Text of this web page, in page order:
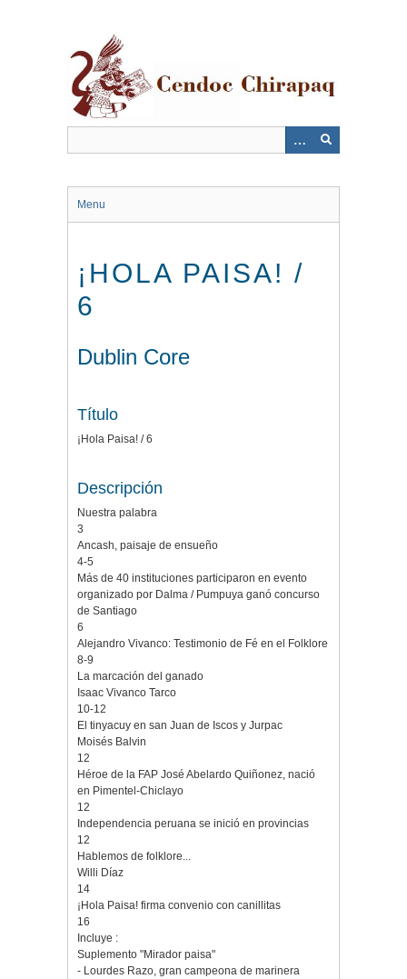
Menu
¡HOLA PAISA! /
6
Dublin Core
Título
¡Hola Paisa! / 6
Descripción
Nuestra palabra
3
Ancash, paisaje de ensueño
4-5
Más de 40 instituciones participaron en evento
organizado por Dalma / Pumpuya ganó concurso
de Santiago
6
Alejandro Vivanco: Testimonio de Fé en el Folklore
8-9
La marcación del ganado
Isaac Vivanco Tarco
10-12
El tinyacuy en san Juan de Iscos y Jurpac
Moisés Balvin
12
Héroe de la FAP José Abelardo Quiñonez, nació
en Pimentel-Chiclayo
12
Independencia peruana se inició en provincias
12
Hablemos de folklore...
Willi Díaz
14
¡Hola Paisa! firma convenio con canillitas
16
Incluye :
Suplemento "Mirador paisa"
- Lourdes Razo, gran campeona de marinera